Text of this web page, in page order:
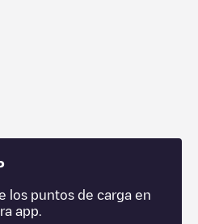
los puntos de carga en
app.